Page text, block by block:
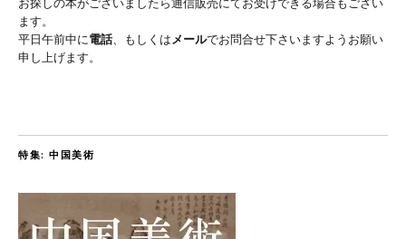
お探しの本がございましたら通信販売にてお受けできる場合もござい
ます。
平日午前中に電話、もしくはメールでお問合せ下さいますようお願い
申し上げます。
特集: 中国美術